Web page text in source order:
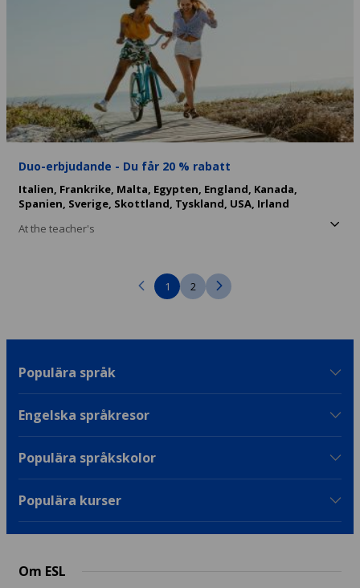
Duo-erbjudande - Du får 20 % rabatt
Italien, Frankrike, Malta, Egypten, England, Kanada,
Spanien, Sverige, Skottland, Tyskland, USA, Irland
At the teacher's
1 2
Populära språk
Engelska språkresor
Populära språkskolor
Populära kurser
Om ESL